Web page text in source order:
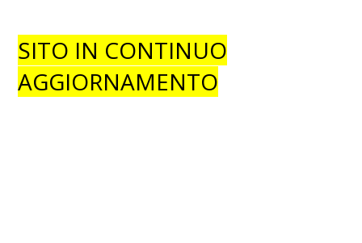
SITO IN CONTINUO
AGGIORNAMENTO